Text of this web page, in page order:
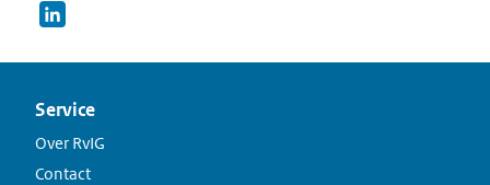
Service
Over RvIG
Contact